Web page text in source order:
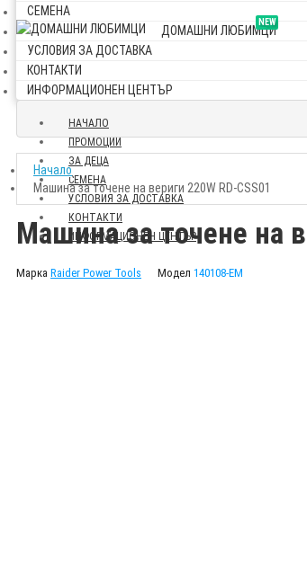
СЕМЕНА
NEW
ДОМАШНИ ЛЮБИМЦИ
УСЛОВИЯ ЗА ДОСТАВКА
КОНТАКТИ
ИНФОРМАЦИОНЕН ЦЕНТЪР
НАЧАЛО
ПРОМОЦИИ
ЗА ДЕЦА
СЕМЕНА
УСЛОВИЯ ЗА ДОСТАВКА
КОНТАКТИ
ИНФОРМАЦИОНЕН ЦЕНТЪР
Начало
Машина за точене на вериги 220W RD-CSS01
Машина за точене на
Марка Raider Power Tools Модел 140108-EM